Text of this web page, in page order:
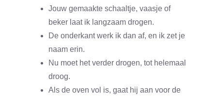
Jouw gemaakte schaaltje, vaasje of
beker laat ik langzaam drogen.
De onderkant werk ik dan af, en ik zet je
naam erin.
Nu moet het verder drogen, tot helemaal
droog.
Als de oven vol is, gaat hij aan voor de